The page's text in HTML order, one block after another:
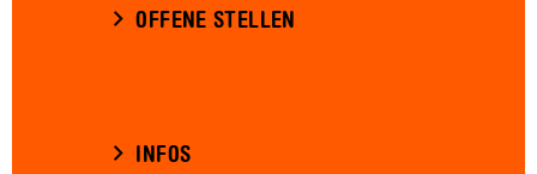
OFFENE STELLEN
INFOS